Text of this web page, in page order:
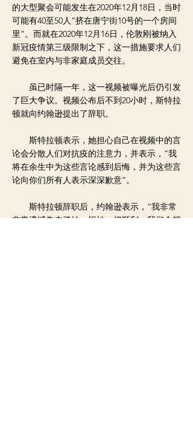
的大型聚会可能发生在2020年12月18日，当时
可能有40至50人“挤在唐宁街10号的一个房间
里”。而就在2020年12月16日，伦敦刚被纳入
新冠疫情第三级限制之下，这一措施要求人们
避免在室内与非家庭成员交往。
虽已时隔一年，这一视频被曝光后仍引发
了巨大争议。视频公布后不到20小时，斯特拉
顿就向约翰逊提出了辞职。
斯特拉顿表示，她担心自己在视频中的言
论会分散人们对抗疫的注意力，并表示，“我
将在余生中为这些言论感到后悔，并为这些言
论向你们所有人表示深深歉意”。
斯特拉顿辞职后，约翰逊表示，“我非常
非常遗憾失去了她，祝她一切顺利，我们会想